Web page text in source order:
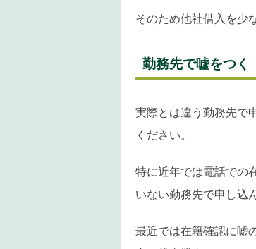
そのため他社借入を少
勤務先で嘘をつく
実際とは違う勤務先で
ください。
特に近年では電話での
いない勤務先で申し込
最近では在籍確認に嘘